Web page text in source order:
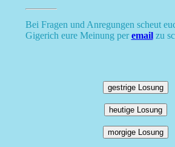
Bei Fragen und Anregungen scheut
Gigerich eure Meinung peremailzu
gestrige Losung
heutige Losung
morgige Losung